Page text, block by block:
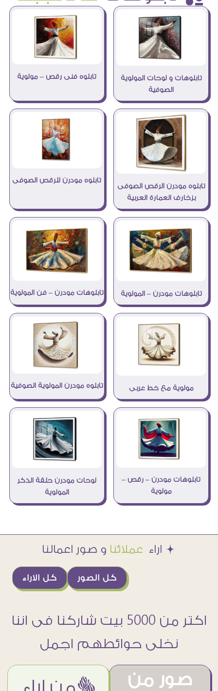
تابلوهات و لوحات المولوية
الصوفية
تابلوه فنى رقص – مولوية
تابلوه مودرن الرقص الصوفى
بزخارف العمارة العربية
تابلوه مودرن للرقص الصوفى
تابلوهات مودرن – المولوية تابلوهات مودرن – فن المولوية
مولوية مع خط عربى تابلوه مودرن المولوية الصوفية
تابلوهات مودرن – رقص –
مولوية
لوحات مودرن حلقة الذكر
المولوية
Æ اراء عملائنا و صور اعمالنا
كل الاراء كل الصور
اكتر من 5000 بيت شاركنا فى اننا
نخلى حوائطهم اجمل
صور من